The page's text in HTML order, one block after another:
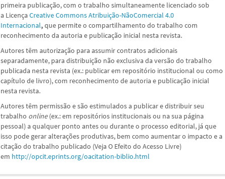
primeira publicação, com o trabalho simultaneamente licenciado sob
a LicençaCreative Commons Atribuição-NãoComercial 4.0
Internacional,que permite o compartilhamento do trabalho com
reconhecimento da autoria e publicação inicial nesta revista.
Autores têm autorização para assumir contratos adicionais
separadamente, para distribuição não exclusiva da versão do trabalho
publicada nesta revista (ex.: publicar em repositório institucional ou como
capítulo de livro), com reconhecimento de autoria e publicação inicial
nesta revista.
Autores têm permissão e são estimulados a publicar e distribuir seu
trabalho online(ex.: em repositórios institucionais ou na sua página
pessoal) a qualquer ponto antes ou durante o processo editorial, já que
isso pode gerar alterações produtivas, bem como aumentar o impacto e a
citação do trabalho publicado (Veja O Efeito do Acesso Livre)
em http://opcit.eprints.org/oacitation-biblio.html